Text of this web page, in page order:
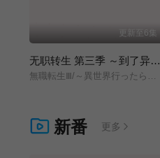
更新至6集
无职转生 第三季 ～到了异世界就拿出真本事～
無職転生Ⅲ/～異世界行ったら本気だす～/
新番 更多